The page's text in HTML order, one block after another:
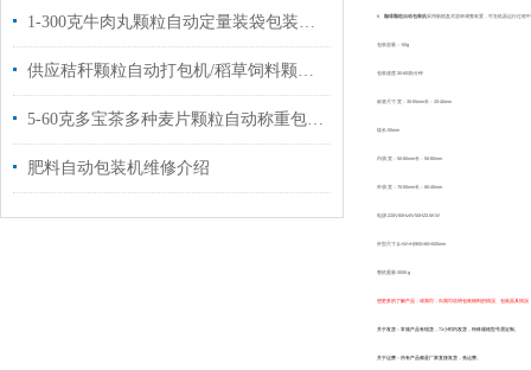
1-300克牛肉丸颗粒自动定量装袋包装机设备
供应秸秆颗粒自动打包机/稻草饲料颗粒称重包装机20-50kg
5-60克多宝茶多种麦片颗粒自动称重包装机价格
肥料自动包装机维修介绍
6、 咖啡颗粒自动包装机采用新摇盘式容杯调整装置，可在机器运行过程
包装容量：-50g
包装速度:30-60袋/分钟
标签尺寸:宽：35-55mm长：20-40mm
线长:55mm
内袋:宽：50-80mm长：50-80mm
外袋:宽：70-00mm长：80-40mm
电源:220V60Hz0V50HZ3.5KW
外型尺寸:(L×W×H)900×60×500mm
整机重量:300Kg
想更多的了解产品，请我司，向我司说明包装物料的情况、包装器具情
关于发货：常规产品有现货，72小时内发货，特殊规格型号需定制。
关于运费：所有产品都是厂家直接发货，免运费。